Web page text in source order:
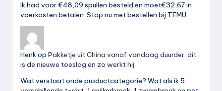
Ik had voor €48,09 spullen besteld en moet€32,67 in
voerkosten betalen. Stop nu met bestellen bij TEMU.
Henkop Pakketje uit China vanaf vandaag duurder: dit
is de nieuwe toeslag en zo werkt hij
Wat verstaat onde productcategorie? Wat als ik 5